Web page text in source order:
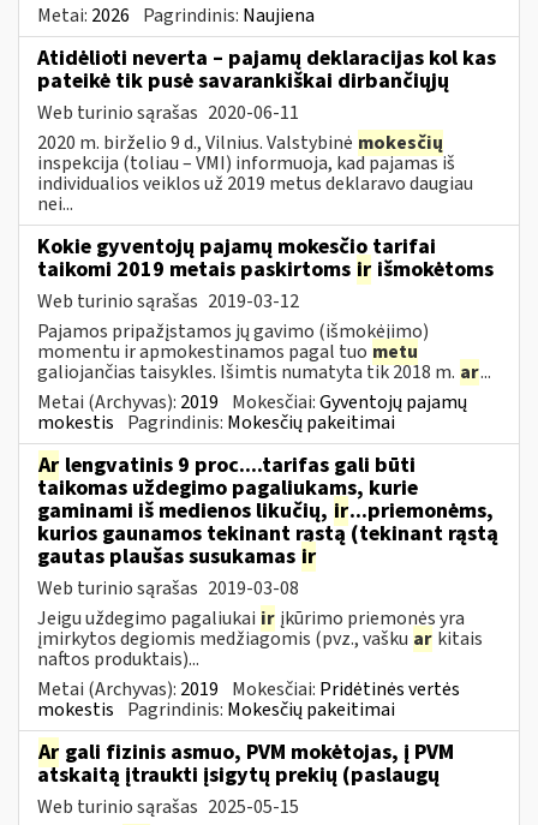
Metai: 2026 Pagrindinis: Naujiena
Atidėlioti neverta – pajamų deklaracijas kol kas
pateikė tik pusė savarankiškai dirbančiųjų
Web turinio sąrašas 2020-06-11
2020 m. birželio 9 d., Vilnius. Valstybinė mokesčių
inspekcija (toliau – VMI) informuoja, kad pajamas iš
individualios veiklos už 2019 metus deklaravo daugiau
nei...
Kokie gyventojų pajamų mokesčio tarifai
taikomi 2019 metais paskirtoms ir išmokėtoms
Web turinio sąrašas 2019-03-12
Pajamos pripažįstamos jų gavimo (išmokėjimo)
momentu ir apmokestinamos pagal tuo metu
galiojančias taisykles. Išimtis numatyta tik 2018 m. ar...
Metai (Archyvas): 2019 Mokesčiai:Gyventojų pajamų
mokestis Pagrindinis: Mokesčių pakeitimai
Ar lengvatinis 9 proc....tarifas gali būti
taikomas uždegimo pagaliukams, kurie
gaminami iš medienos likučių, ir...priemonėms,
kurios gaunamos tekinant rąstą (tekinant rąstą
gautas plaušas susukamas ir
Web turinio sąrašas 2019-03-08
Jeigu uždegimo pagaliukai ir įkūrimo priemonės yra
įmirkytos degiomis medžiagomis (pvz., vašku ar kitais
naftos produktais)...
Metai (Archyvas): 2019 Mokesčiai: Pridėtinės vertės
mokestis Pagrindinis: Mokesčių pakeitimai
Ar gali fizinis asmuo, PVM mokėtojas, į PVM
atskaitą įtraukti įsigytų prekių (paslaugų
Web turinio sąrašas 2025-05-15